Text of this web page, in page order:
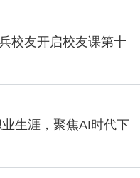
校友开启校友课第十
生涯，聚焦AI时代下